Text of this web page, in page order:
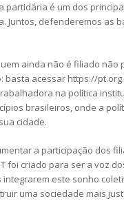
partidária é um dos
Juntos, defenderemos as
ainda não é filiado não
acessar https://
na política
brasileiros, onde a
cidade.
a participação dos
foi criado para ser a voz
este sonho
uma sociedade mais